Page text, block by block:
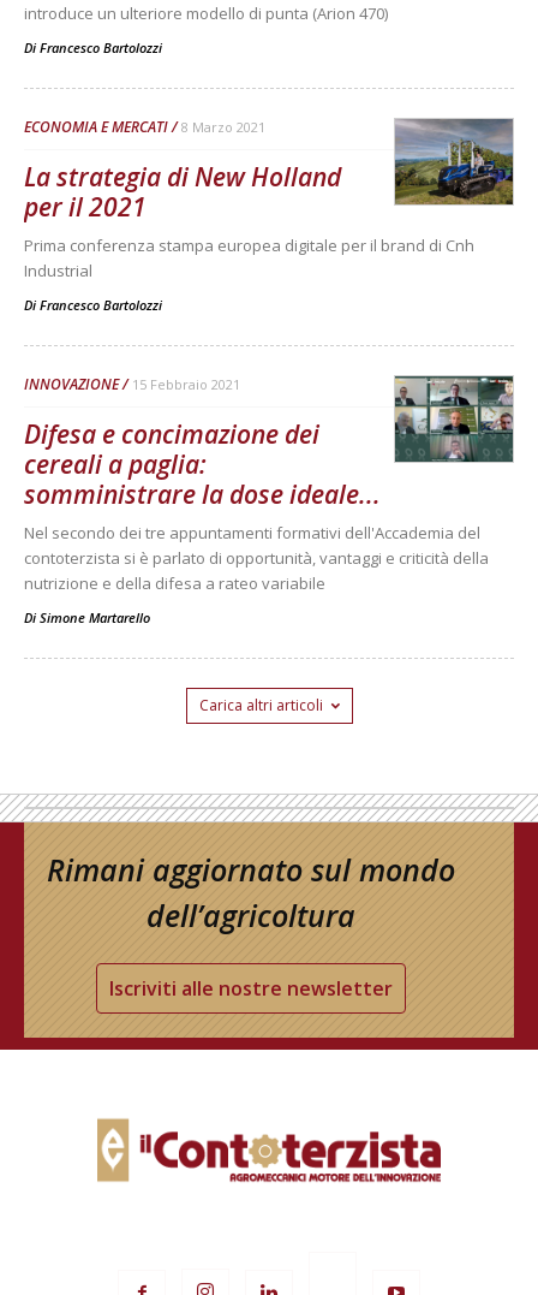
introduce un ulteriore modello di punta (Arion 470)
Di Francesco Bartolozzi
ECONOMIA E MERCATI 8 Marzo 2021
La strategia di New Holland
per il 2021
Prima conferenza stampa europea digitale per il brand di Cnh
Industrial
Di Francesco Bartolozzi
INNOVAZIONE 15 Febbraio 2021
Difesa e concimazione dei
cereali a paglia:
somministrare la dose ideale...
Nel secondo dei tre appuntamenti formativi dell'Accademia del
contoterzista si è parlato di opportunità, vantaggi e criticità della
nutrizione e della difesa a rateo variabile
Di Simone Martarello
Carica altri articoli
Rimani aggiornato sul mondo
dell’agricoltura
Iscriviti alle nostre newsletter